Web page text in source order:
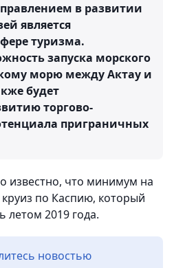
в развитии
является
туризма.
запуска морского
морю между Актау и
будет
торгово-
приграничных
известно, что минимум на
по Каспию, который
летом 2019 года.
новостью